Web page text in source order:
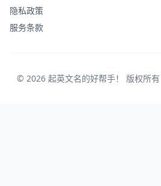
隐私政策
服务条款
© 2026 起英文名的好帮手！ 版权所